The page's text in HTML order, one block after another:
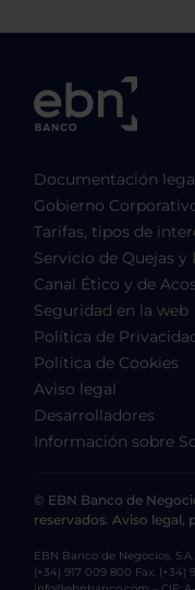
Documentación
Gobierno
Tarifas, tipos de
Servicio de Quejas y
Canal Ético y de
Seguridad en la web
Política de
Política de Cookies
Aviso legal
Desarrolladores
Información sobre
© EBN Banco de
reservados. Aviso legal,
EBN Banco de Negocios,
(+34) 917 009 800 Fax.